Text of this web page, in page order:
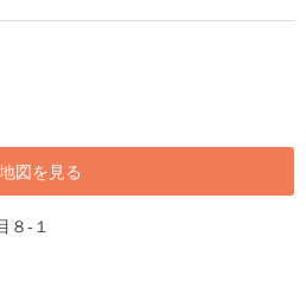
地図を見る
８-１